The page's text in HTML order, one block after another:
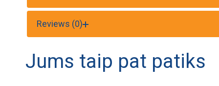
Reviews (0)
Jums taip pat patiks